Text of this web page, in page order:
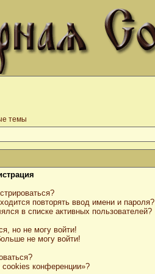
темы
повторять ввод имени и пароля?
в списке активных пользователей?
но не могу войти!
не могу войти!
конференции»?